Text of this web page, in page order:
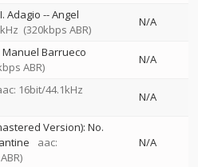
Adagio --Angel
(320kbps ABR)
N/A
Manuel Barrueco
ABR)
N/A
16bit/44.1kHz
N/A
Version): No.
aac:
N/A